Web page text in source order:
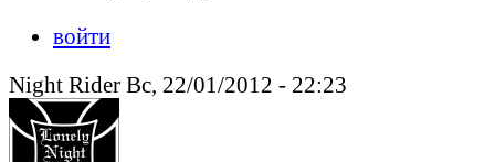
войти
Night Rider Вс, 22/01/2012 - 22:23